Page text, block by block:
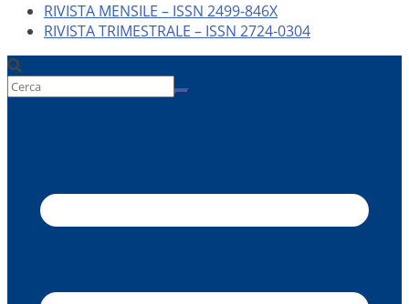
RIVISTA MENSILE – ISSN 2499-846X
RIVISTA TRIMESTRALE – ISSN 2724-0304